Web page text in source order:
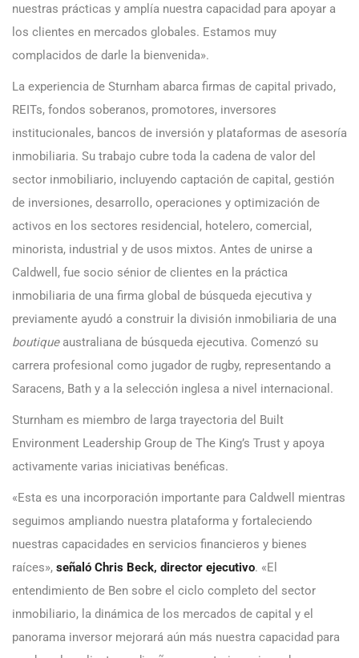
nuestras prácticas y amplía nuestra capacidad para apoyar a
los clientes en mercados globales. Estamos muy
complacidos de darle la bienvenida».
La experiencia de Sturnham abarca firmas de capital privado,
REITs, fondos soberanos, promotores, inversores
institucionales, bancos de inversión y plataformas de asesoría
inmobiliaria. Su trabajo cubre toda la cadena de valor del
sector inmobiliario, incluyendo captación de capital, gestión
de inversiones, desarrollo, operaciones y optimización de
activos en los sectores residencial, hotelero, comercial,
minorista, industrial y de usos mixtos. Antes de unirse a
Caldwell, fue socio sénior de clientes en la práctica
inmobiliaria de una firma global de búsqueda ejecutiva y
previamente ayudó a construir la división inmobiliaria de una
boutiqueaustraliana de búsqueda ejecutiva. Comenzó su
carrera profesional como jugador de rugby, representando a
Saracens, Bath y a la selección inglesa a nivel internacional.
Sturnham es miembro de larga trayectoria del Built
Environment Leadership Group de The King’s Trust y apoya
activamente varias iniciativas benéficas.
«Esta es una incorporación importante para Caldwell mientras
seguimos ampliando nuestra plataforma y fortaleciendo
nuestras capacidades en servicios financieros y bienes
raíces», señaló Chris Beck, director ejecutivo. «El
entendimiento de Ben sobre el ciclo completo del sector
inmobiliario, la dinámica de los mercados de capital y el
panorama inversor mejorará aún más nuestra capacidad para